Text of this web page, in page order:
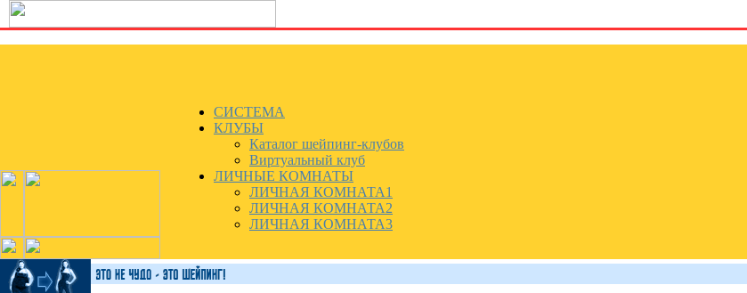
СИСТЕМА
КЛУБЫ
Каталог шейпинг-клубов
Виртуальный клуб
ЛИЧНЫЕ КОМНАТЫ
ЛИЧНАЯ КОМНАТА1
ЛИЧНАЯ КОМНАТА2
ЛИЧНАЯ КОМНАТА3